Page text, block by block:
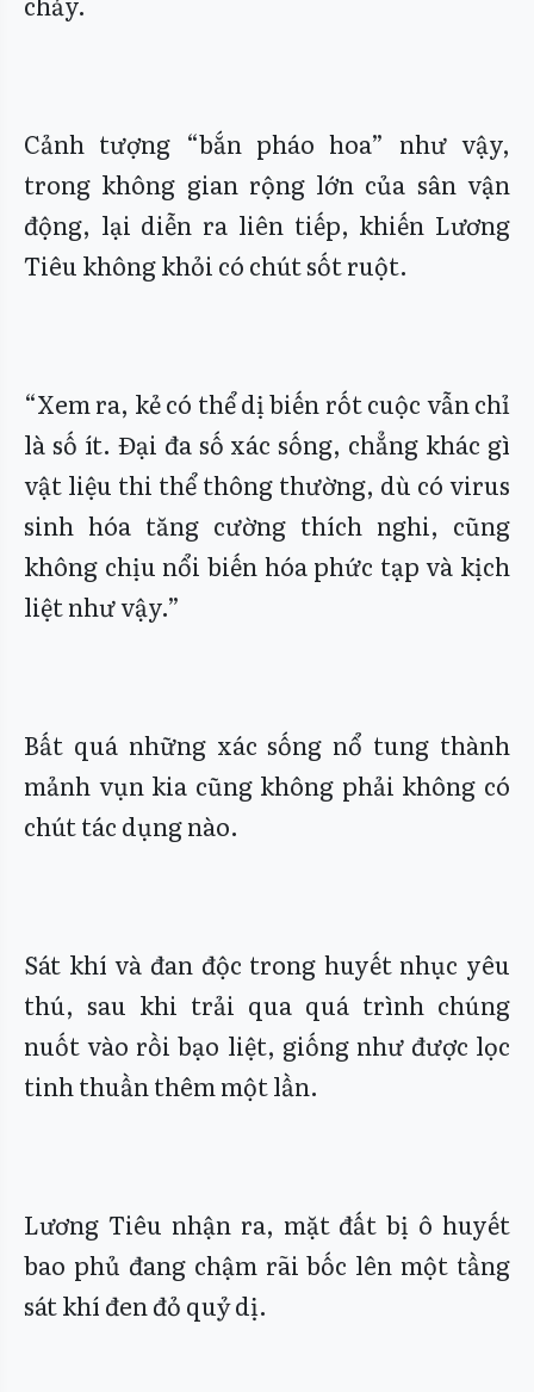
Cảnh tượng “bắn pháo hoa” như vậy,
trong không gian rộng lớn của sân vận
động, lại diễn ra liên tiếp, khiến Lương
Tiêu không khỏi có chút sốt ruột.
“Xem ra, kẻ có thể dị biến rốt cuộc vẫn chỉ
là số ít. Đại đa số xác sống, chẳng khác gì
vật liệu thi thể thông thường, dù có virus
sinh hóa tăng cường thích nghi, cũng
không chịu nổi biến hóa phức tạp và kịch
liệt như vậy.”
Bất quá những xác sống nổ tung thành
mảnh vụn kia cũng không phải không có
chút tác dụng nào.
Sát khí và đan độc trong huyết nhục yêu
thú, sau khi trải qua quá trình chúng
nuốt vào rồi bạo liệt, giống như được lọc
tinh thuần thêm một lần.
Lương Tiêu nhận ra, mặt đất bị ô huyết
bao phủ đang chậm rãi bốc lên một tầng
sát khí đen đỏ quỷ dị.